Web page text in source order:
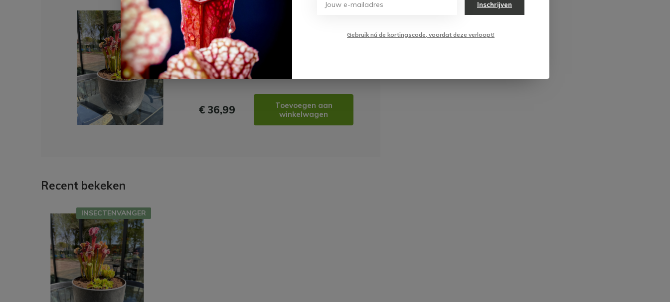
Dit wordt 'm!
Moerasbak "Frits" (zelf
samenstellen) - 3 kleine
vleesetende planten naar keuze
(0)
€ 36,99
Toevoegen aan
winkelwagen
Recent bekeken
INSECTENVANGER
Inschrijven
Gebruik nú de kortingscode, voordat deze verloopt!